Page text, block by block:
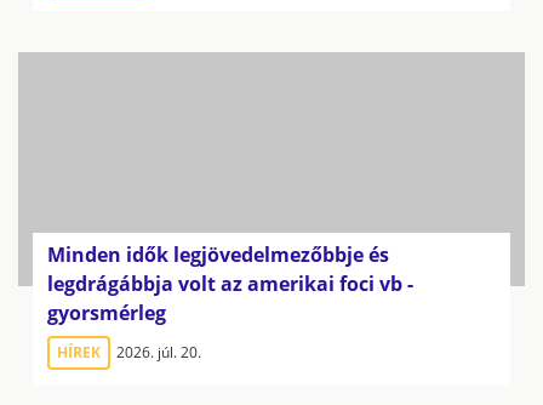
Minden idők legjövedelmezőbbje és
legdrágábbja volt az amerikai foci vb -
gyorsmérleg
HÍREK 2026. júl. 20.